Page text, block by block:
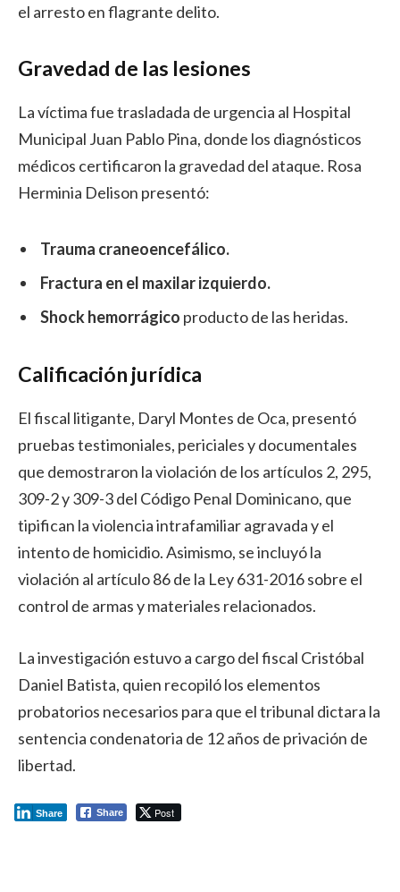
el arresto en flagrante delito.
Gravedad de las lesiones
La víctima fue trasladada de urgencia al Hospital
Municipal Juan Pablo Pina, donde los diagnósticos
médicos certificaron la gravedad del ataque. Rosa
Herminia Delison presentó:
Trauma craneoencefálico.
Fractura en el maxilar izquierdo.
Shock hemorrágico producto de las heridas.
Calificación jurídica
El fiscal litigante, Daryl Montes de Oca, presentó
pruebas testimoniales, periciales y documentales
que demostraron la violación de los artículos 2, 295,
309-2 y 309-3 del Código Penal Dominicano, que
tipifican la violencia intrafamiliar agravada y el
intento de homicidio. Asimismo, se incluyó la
violación al artículo 86 de la Ley 631-2016 sobre el
control de armas y materiales relacionados.
La investigación estuvo a cargo del fiscal Cristóbal
Daniel Batista, quien recopiló los elementos
probatorios necesarios para que el tribunal dictara la
sentencia condenatoria de 12 años de privación de
libertad.
Share Post
Share